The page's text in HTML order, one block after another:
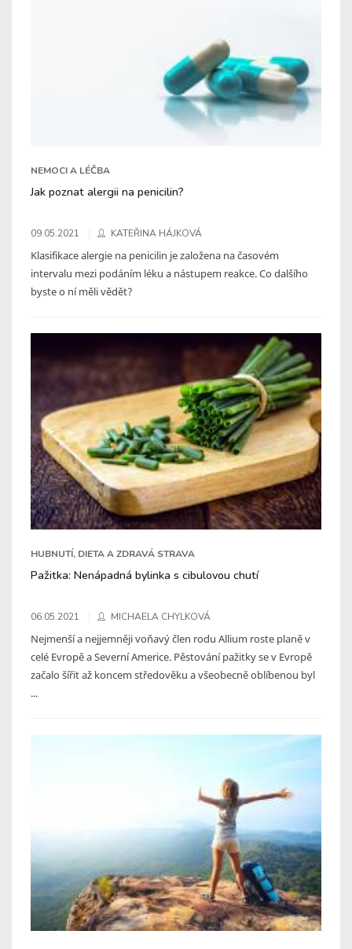
NEMOCI A LÉČBA
Jak poznat alergii na penicilin?
09.05.2021 KATEŘINA HÁJKOVÁ
Klasifikace alergie na penicilin je založena na časovém
intervalu mezi podáním léku a nástupem reakce. Co dalšího
byste o ní měli vědět?
HUBNUTÍ, DIETA A ZDRAVÁ STRAVA
Pažitka: Nenápadná bylinka s cibulovou chutí
06.05.2021 MICHAELA CHYLKOVÁ
Nejmenší a nejjemněji voňavý člen rodu Allium roste planě v
celé Evropě a Severní Americe. Pěstování pažitky se v Evropě
začalo šířit až koncem středověku a všeobecně oblíbenou byl
...